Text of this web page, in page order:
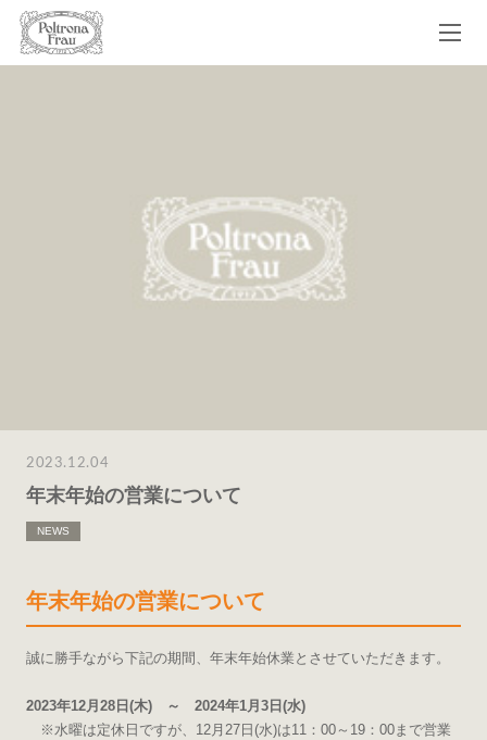
2023.12.04
年末年始の営業について
NEWS
年末年始の営業について
誠に勝手ながら下記の期間、年末年始休業とさせていただきます。
2023年12月28日(木) ～ 2024年1月3日(水)
※水曜は定休日ですが、12月27日(水)は11：00～19：00まで営業